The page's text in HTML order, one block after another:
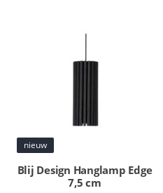
nieuw
Blij Design Hanglamp Edge
7,5 cm